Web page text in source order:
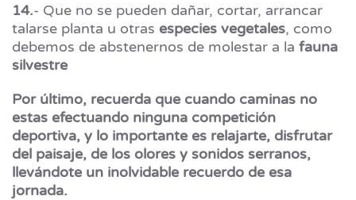
14.- Que no se pueden dañar, cortar, arrancar
talarse planta u otras especies vegetales, como
debemos de abstenernos de molestar a la fauna
silvestre
Por último, recuerda que cuando caminas no
estas efectuando ninguna competición
deportiva, y lo importante es relajarte, disfrutar
del paisaje, de los olores y sonidos serranos,
llevándote un inolvidable recuerdo de esa
jornada.